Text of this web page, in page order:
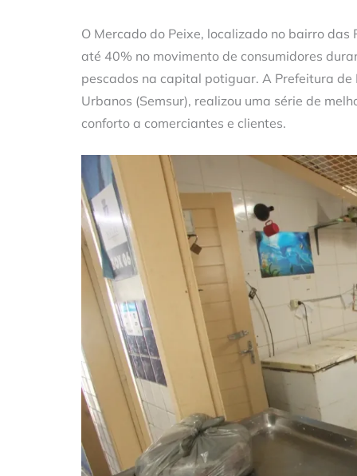
O Mercado do Peixe, localizado no bairro
até 40% no movimento de consumidores
pescados na capital potiguar. A Prefeitura
Urbanos (Semsur), realizou uma série de
conforto a comerciantes e clientes.